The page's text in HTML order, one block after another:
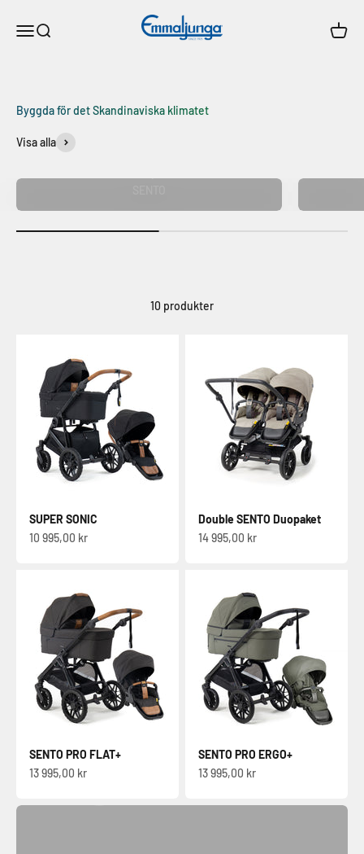
MenySök
Emmaljunga
Byggda för det Skandinaviska klimatet
Visa alla
10 produkter
SUPER SONIC
Sale-pris
10 995,00 kr
Double SENTO Duopaket
Sale-pris
14 995,00 kr
SENTO PRO FLAT+
Sale-pris
13 995,00 kr
Hög komfort
SENTO PRO ERGO+
Sale-pris
13 995,00 kr